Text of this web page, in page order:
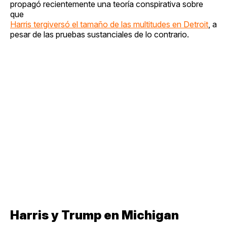
propagó recientemente una teoría conspirativa sobre
que
Harris tergiversó el tamaño de las multitudes en Detroit , a
pesar de las pruebas sustanciales de lo contrario.
Harris y Trump en Michigan